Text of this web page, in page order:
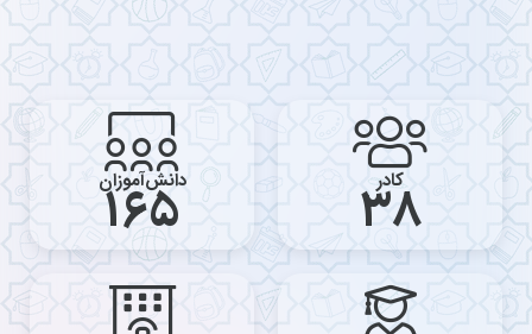
کادر
38 دانش‌آموزان
165